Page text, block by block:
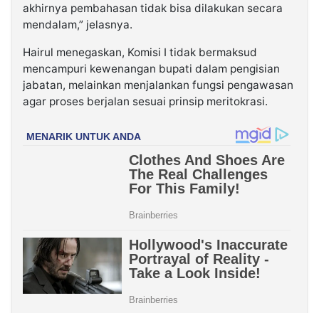
akhirnya pembahasan tidak bisa dilakukan secara
mendalam,” jelasnya.
Hairul menegaskan, Komisi I tidak bermaksud
mencampuri kewenangan bupati dalam pengisian
jabatan, melainkan menjalankan fungsi pengawasan
agar proses berjalan sesuai prinsip meritokrasi.